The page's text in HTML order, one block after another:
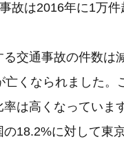
故は2016年に1万件
交通事故の件数は
亡くなられました
は高くなっていま
18.2%に対して東